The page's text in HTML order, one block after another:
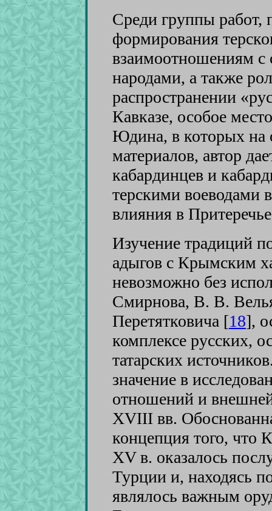
Среди группы работ,
формирования
взаимоотношениям с
народами, а также
распространении
Кавказе, особое
Юдина, в которых на
материалов, автор
кабардинцев и
терскими воеводами
влияния в
Изучение традиций
адыгов с Крымским
невозможно без
Смирнова, В. В.
Перетятковича [18],
комплексе русских,
татарских
значение в
отношений и
XVIII вв.
концепция того, что
XV в. оказалось
Турции и, находясь
являлось важным